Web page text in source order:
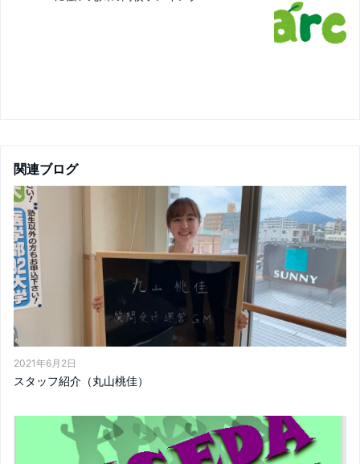
関連ブログ
2021年6月2日
スタッフ紹介（丸山桃佳）